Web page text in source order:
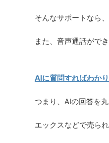
そんなサポートなら
また、音声通話がで
AIに質問すればわか
つまり、AIの回答を
エックスなどで売ら